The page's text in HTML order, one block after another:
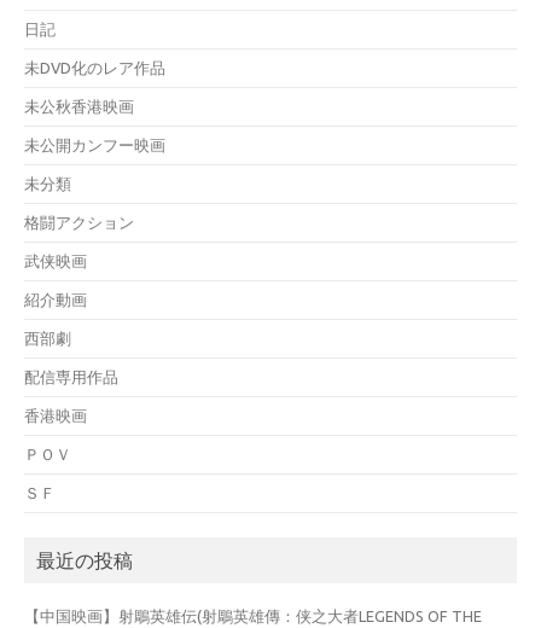
日記
未DVD化のレア作品
未公秋香港映画
未公開カンフー映画
未分類
格闘アクション
武侠映画
紹介動画
西部劇
配信専用作品
香港映画
ＰＯＶ
ＳＦ
最近の投稿
【中国映画】射鵰英雄伝(射鵰英雄傳：侠之大者LEGENDS OF THE